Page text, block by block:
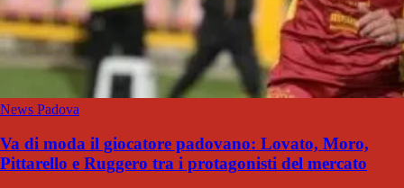
News Padova
Va di moda il giocatore padovano: Lovato, Moro,
Pittarello e Ruggero tra i protagonisti del mercato